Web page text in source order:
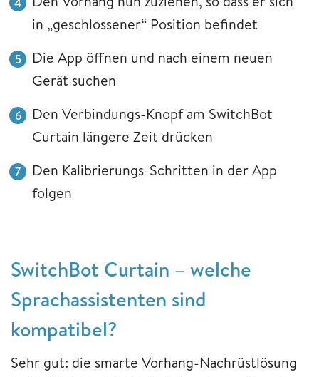
in „geschlossener“ Position befindet
Die App öffnen und nach einem neuen
Gerät suchen
Den Verbindungs-Knopf am SwitchBot
Curtain längere Zeit drücken
Den Kalibrierungs-Schritten in der App
folgen
SwitchBot Curtain – welche
Sprachassistenten sind
kompatibel?
Sehr gut: die smarte Vorhang-Nachrüstlösung